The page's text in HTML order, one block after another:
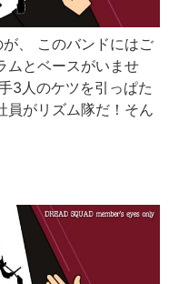
、 このバンドにはご
ムとベースがいませ
3人のケツを引っぱた
員がリズム隊だ！そん